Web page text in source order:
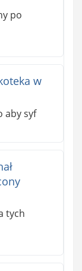
po
w
aby syf
tych